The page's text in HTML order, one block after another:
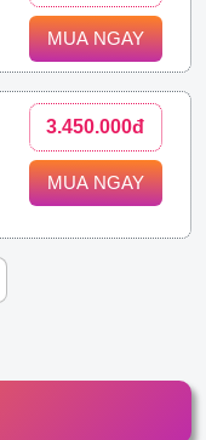
MUA NGAY
3.450.000đ
MUA NGAY